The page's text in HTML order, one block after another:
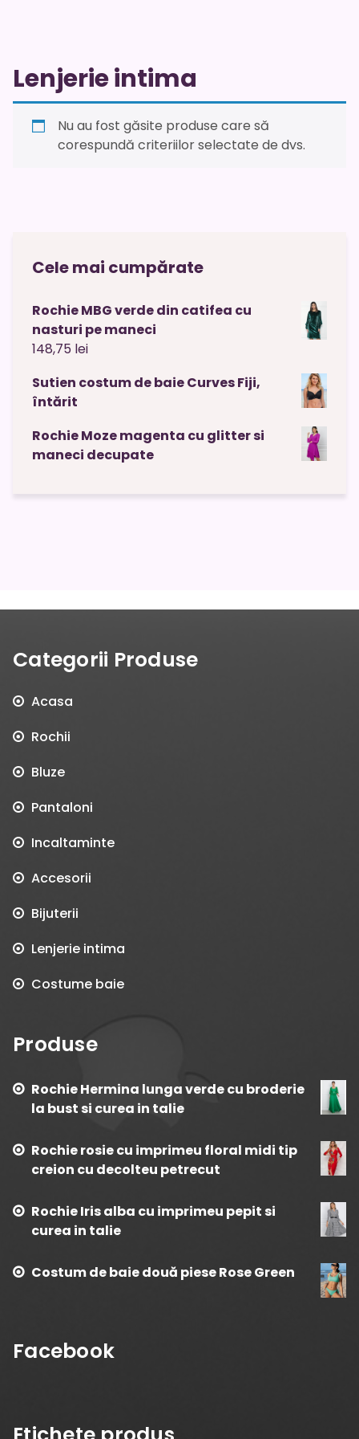
Lenjerie intima
Nu au fost găsite produse care să
corespundă criteriilor selectate de dvs.
Cele mai cumpărate
Rochie MBG verde din catifea cu
nasturi pe maneci
148,75 lei
Sutien costum de baie Curves Fiji,
întărit
Rochie Moze magenta cu glitter si
maneci decupate
Categorii Produse
Acasa
Rochii
Bluze
Pantaloni
Incaltaminte
Accesorii
Bijuterii
Lenjerie intima
Costume baie
Produse
Rochie Hermina lunga verde cu broderie
la bust si curea in talie
Rochie rosie cu imprimeu floral midi tip
creion cu decolteu petrecut
Rochie Iris alba cu imprimeu pepit si
curea in talie
Costum de baie două piese Rose Green
Facebook